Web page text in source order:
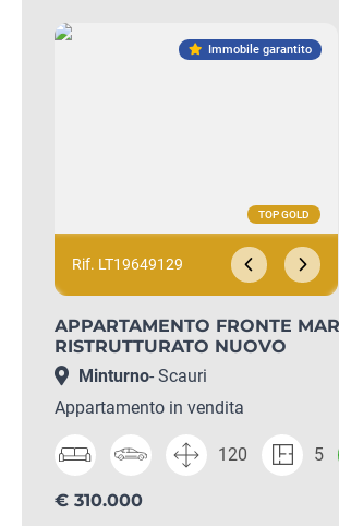
Immobile garantito
Rif. LT19649129
APPARTAMENTO FRONTE
RISTRUTTURATO NUOVO
Minturno- Scauri
Appartamento in vendita
120 5
€ 310.000